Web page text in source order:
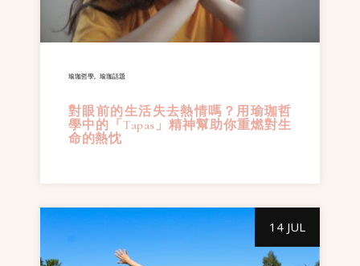
瑜珈哲學 瑜珈話題
對眼前的生活失去熱情嗎？用瑜珈哲
學中的「Tapas」精神幫助你重燃對生
命的熱忱
14 JUL